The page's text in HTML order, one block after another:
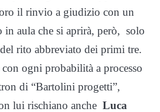
il rinvio a giudizio con un
in aula che si aprirà, però, solo
rito abbreviato dei primi tre.
ogni probabilità a processo
di “Bartolini progetti”,
lui rischiano anche Luca